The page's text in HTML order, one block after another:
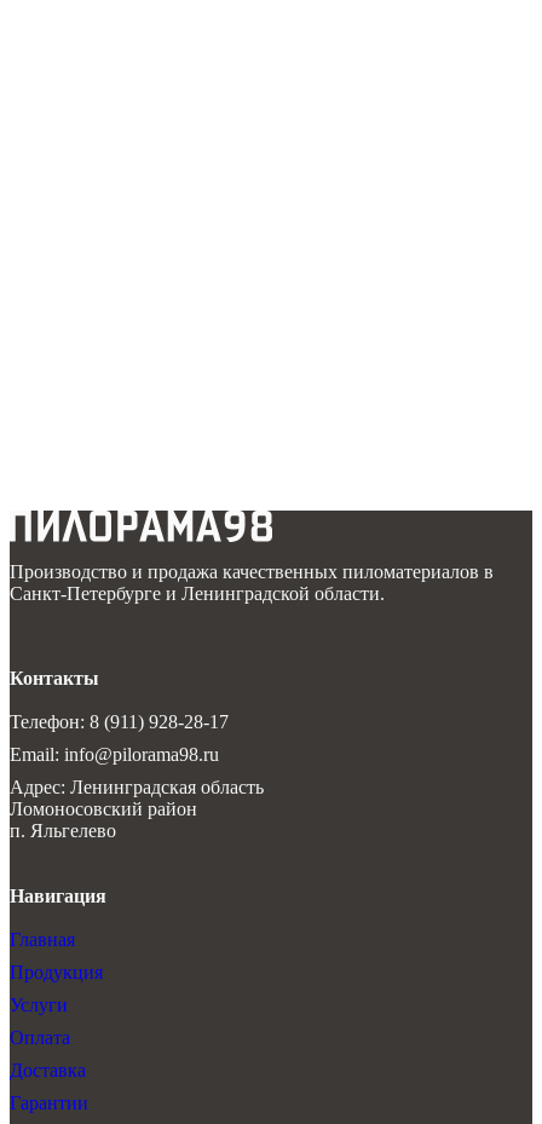
Производство и продажа качественных пиломатериалов в
Санкт-Петербурге и Ленинградской области.
Контакты
Телефон: 8 (911) 928-28-17
Email: info@pilorama98.ru
Адрес: Ленинградская область
Ломоносовский район
п. Яльгелево
Навигация
Главная
Продукция
Услуги
Оплата
Доставка
Гарантии